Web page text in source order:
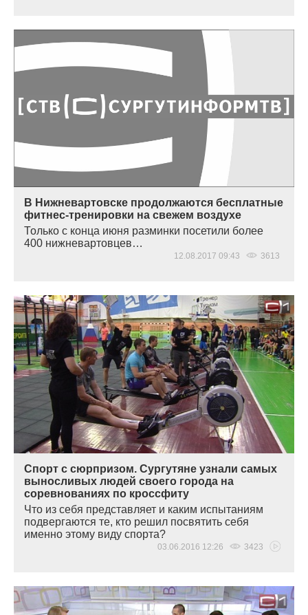
В Нижневартовске продолжаются бесплатные
фитнес-тренировки на свежем воздухе
Только с конца июня разминки посетили более
400 нижневартовцев…
12.08.2017 09:43 3613
Спорт с сюрпризом. Сургутяне узнали самых
выносливых людей своего города на
соревнованиях по кроссфиту
Что из себя представляет и каким испытаниям
подвергаются те, кто решил посвятить себя
именно этому виду спорта?
03.06.2016 12:26 3423